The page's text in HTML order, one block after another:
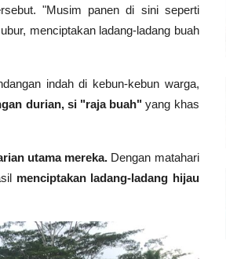
"Musim panen di sini seperti
menciptakan ladang-ladang buah
indah di kebun-kebun warga,
durian, si "raja buah" yang khas
utama mereka. Dengan matahari
menciptakan ladang-ladang hijau